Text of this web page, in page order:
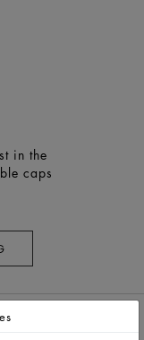
in the
caps